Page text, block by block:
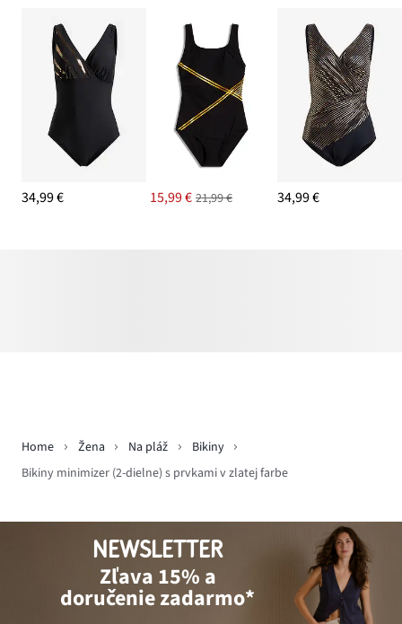
34,99 € 15,99 € 21,99 € 34,99 €
Home Žena Na pláž
Bikiny
Bikiny minimizer (2-dielne) s prvkami v zlatej farbe
NEWSLETTER
Zľava 15% a
doručenie zadarmo*